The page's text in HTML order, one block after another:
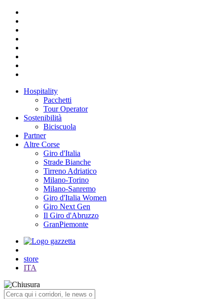
Hospitality
Pacchetti
Tour Operator
Sostenibilità
Biciscuola
Partner
Altre Corse
Giro d'Italia
Strade Bianche
Tirreno Adriatico
Milano-Torino
Milano-Sanremo
Giro d'Italia Women
Giro Next Gen
Il Giro d'Abruzzo
GranPiemonte
store
ITA